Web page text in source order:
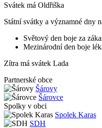
Svátek má Oldřiška
Státní svátky a významné dny
Světový den boje za
Mezinárodní den boje
Zítra má svátek Lada
Partnerské obce
Šárovy
Šárovce
Spolky v obci
Spolek Karas
SDH